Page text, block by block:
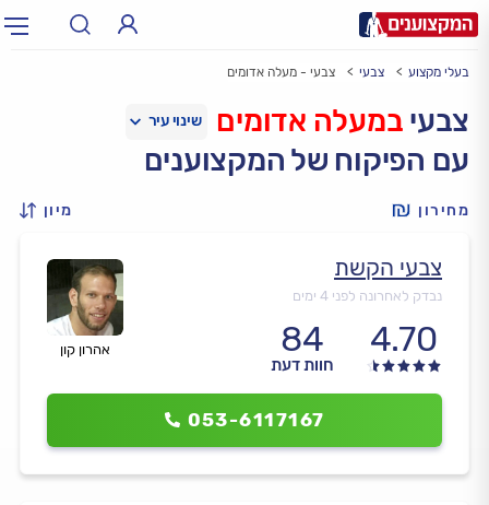
עירעיר: תל אביב, חיפה…
בעלי מקצוע צבעי צבעי - מעלה אדומים
צבעי במעלה אדומים
עם הפיקוח של המקצוענים
מחירון מיון
אהרון קון
צבעי הקשת
נבדק לאחרונה לפני 4 ימים
4.70
84
חוות דעת
053-6117167